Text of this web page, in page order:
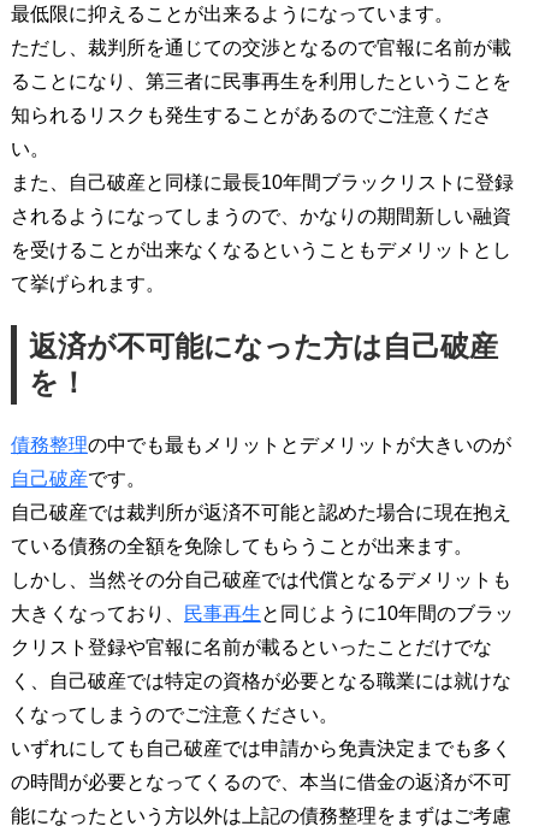
最低限に抑えることが出来るようになっています。
ただし、裁判所を通じての交渉となるので官報に名前が載
ることになり、第三者に民事再生を利用したということを
知られるリスクも発生することがあるのでご注意くださ
い。
また、自己破産と同様に最長10年間ブラックリストに登録
されるようになってしまうので、かなりの期間新しい融資
を受けることが出来なくなるということもデメリットとし
て挙げられます。
返済が不可能になった方は自己破産
を！
債務整理の中でも最もメリットとデメリットが大きいのが
自己破産です。
自己破産では裁判所が返済不可能と認めた場合に現在抱え
ている債務の全額を免除してもらうことが出来ます。
しかし、当然その分自己破産では代償となるデメリットも
大きくなっており、
民事再生と同じように10年間のブラッ
クリスト登録や官報に名前が載るといったことだけでな
く、自己破産では特定の資格が必要となる職業には就けな
くなってしまうのでご注意ください。
いずれにしても自己破産では申請から免責決定までも多く
の時間が必要となってくるので、本当に借金の返済が不可
能になったという方以外は上記の債務整理をまずはご考慮